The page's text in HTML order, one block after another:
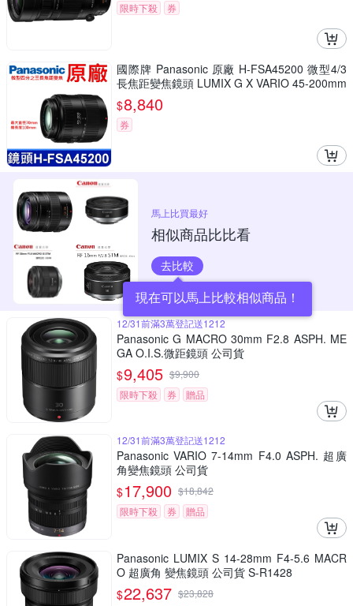
限時下殺
券
國際牌 Panasonic 原廠 H-FSA45200 微型4/3
長焦距變焦鏡頭 LUMIX G X VARIO 45-200mm
單眼鏡頭 相機
$8,840
券
馬上比買最好
相似商品比比看
去比較
現在可以馬上比較相似商品！
12/31前滿3萬登記送1212
Panasonic G MACRO 30mm F2.8 ASPH. ME
GA O.I.S.微距鏡頭 公司貨
$9,405 $9,900
限時下殺
券 贈品
12/31前滿3萬登記送1212
Panasonic VARIO 7-14mm F4.0 ASPH. 超廣
角變焦鏡頭 公司貨
$17,900 $18,842
限時下殺
券 贈品
Panasonic LUMIX S 14-28mm F4-5.6 MACR
O 超廣角 變焦鏡頭 公司貨 S-R1428
$22,637 $23,828